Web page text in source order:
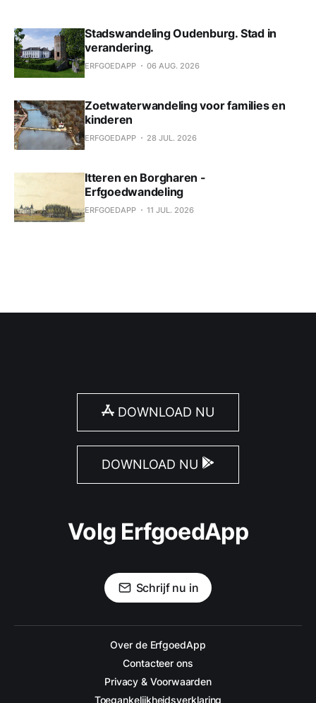
Stadswandeling Oudenburg. Stad in
verandering.
ERFGOEDAPP 06 AUG. 2026
Zoetwaterwandeling voor families en
kinderen
ERFGOEDAPP 28 JUL. 2026
Itteren en Borgharen -
Erfgoedwandeling
ERFGOEDAPP 11 JUL. 2026
DOWNLOAD NU
DOWNLOAD NU
Volg ErfgoedApp
Schrijf nu in
Over de ErfgoedApp
Contacteer ons
Privacy & Voorwaarden
Toegankelijkheidsverklaring